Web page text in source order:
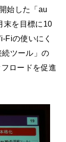
始した「au
末を目標に10
Fiの使いにく
ツール」の
ロードを促進